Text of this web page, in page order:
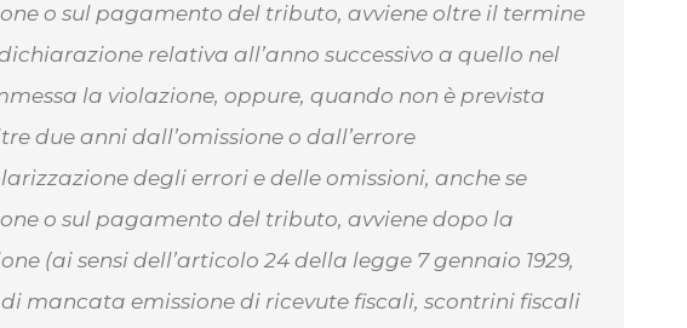
o sul pagamento del tributo, avviene oltre il termine
relativa all’anno successivo a quello nel
la violazione, oppure, quando non è prevista
due anni dall’omissione o dall’errore
degli errori e delle omissioni, anche se
o sul pagamento del tributo, avviene dopo la
(ai sensi dell’articolo 24 della legge 7 gennaio 1929,
di mancata emissione di ricevute fiscali, scontrini fiscali